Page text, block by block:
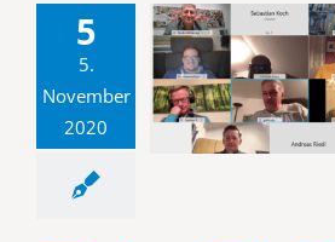
5
5.
November
2020